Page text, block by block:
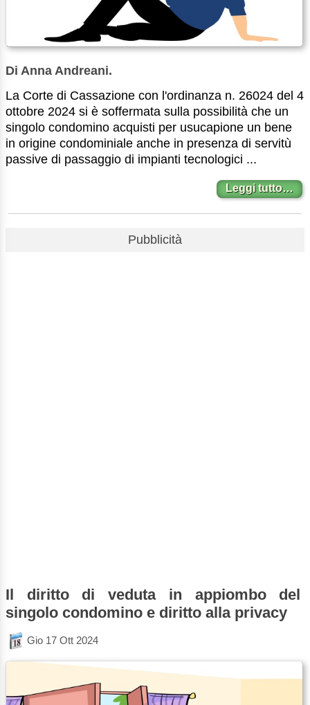
Di Anna Andreani.
La Corte di Cassazione con l'ordinanza n. 26024 del 4
ottobre 2024 si è soffermata sulla possibilità che un
singolo condomino acquisti per usucapione un bene
in origine condominiale anche in presenza di servitù
passive di passaggio di impianti tecnologici ...
Leggi tutto…
Pubblicità
Il diritto di veduta in appiombo del
singolo condomino e diritto alla privacy
Gio 17 Ott 2024